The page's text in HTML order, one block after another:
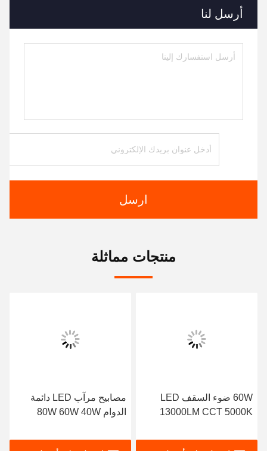
أرسل لنا
ارسل
منتجات مماثلة
60W ضوء السقف LED
13000LM CCT 5000K
للماء مربع ضوء القبو
مصابيح مرآب LED دائمة
الدوام 80W 60W 40W
السيارات LED